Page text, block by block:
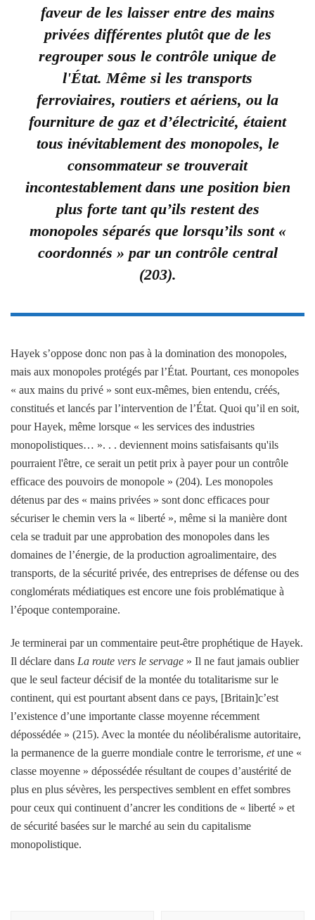
faveur de les laisser entre des mains
privées différentes plutôt que de les
regrouper sous le contrôle unique de
l'État. Même si les transports
ferroviaires, routiers et aériens, ou la
fourniture de gaz et d’électricité, étaient
tous inévitablement des monopoles, le
consommateur se trouverait
incontestablement dans une position bien
plus forte tant qu’ils restent des
monopoles séparés que lorsqu’ils sont «
coordonnés » par un contrôle central
(203).
Hayek s’oppose donc non pas à la domination des monopoles,
mais aux monopoles protégés par l’État. Pourtant, ces monopoles
« aux mains du privé » sont eux-mêmes, bien entendu, créés,
constitués et lancés par l’intervention de l’État. Quoi qu’il en soit,
pour Hayek, même lorsque « les services des industries
monopolistiques… ». . . deviennent moins satisfaisants qu'ils
pourraient l'être, ce serait un petit prix à payer pour un contrôle
efficace des pouvoirs de monopole » (204). Les monopoles
détenus par des « mains privées » sont donc efficaces pour
sécuriser le chemin vers la « liberté », même si la manière dont
cela se traduit par une approbation des monopoles dans les
domaines de l’énergie, de la production agroalimentaire, des
transports, de la sécurité privée, des entreprises de défense ou des
conglomérats médiatiques est encore une fois problématique à
l’époque contemporaine.
Je terminerai par un commentaire peut-être prophétique de Hayek.
Il déclare dans La route vers le servage » Il ne faut jamais oublier
que le seul facteur décisif de la montée du totalitarisme sur le
continent, qui est pourtant absent dans ce pays, [Britain]c’est
l’existence d’une importante classe moyenne récemment
dépossédée » (215). Avec la montée du néolibéralisme autoritaire,
la permanence de la guerre mondiale contre le terrorisme, etune «
classe moyenne » dépossédée résultant de coupes d’austérité de
plus en plus sévères, les perspectives semblent en effet sombres
pour ceux qui continuent d’ancrer les conditions de « liberté » et
de sécurité basées sur le marché au sein du capitalisme
monopolistique.